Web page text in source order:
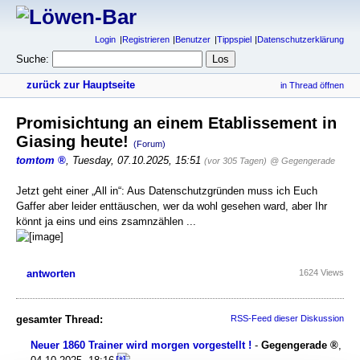
Login Registrieren Benutzer Tippspiel Datenschutzerklärung
Suche:
zurück zur Hauptseite in Thread öffnen
Promisichtung an einem Etablissement in
Giasing heute!
(Forum)
tomtom , Tuesday, 07.10.2025, 15:51 (vor 305 Tagen) @ Gegengerade
Jetzt geht einer „All in“: Aus Datenschutzgründen muss ich Euch
Gaffer aber leider enttäuschen, wer da wohl gesehen ward, aber Ihr
könnt ja eins und eins zsamnzählen ...
antworten 1624 Views
gesamter Thread: RSS-Feed dieser Diskussion
Neuer 1860 Trainer wird morgen vorgestellt ! - Gegengerade
,